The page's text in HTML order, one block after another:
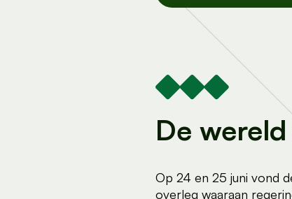
De
Op 24 en 25 juni vond
overleg waaraan